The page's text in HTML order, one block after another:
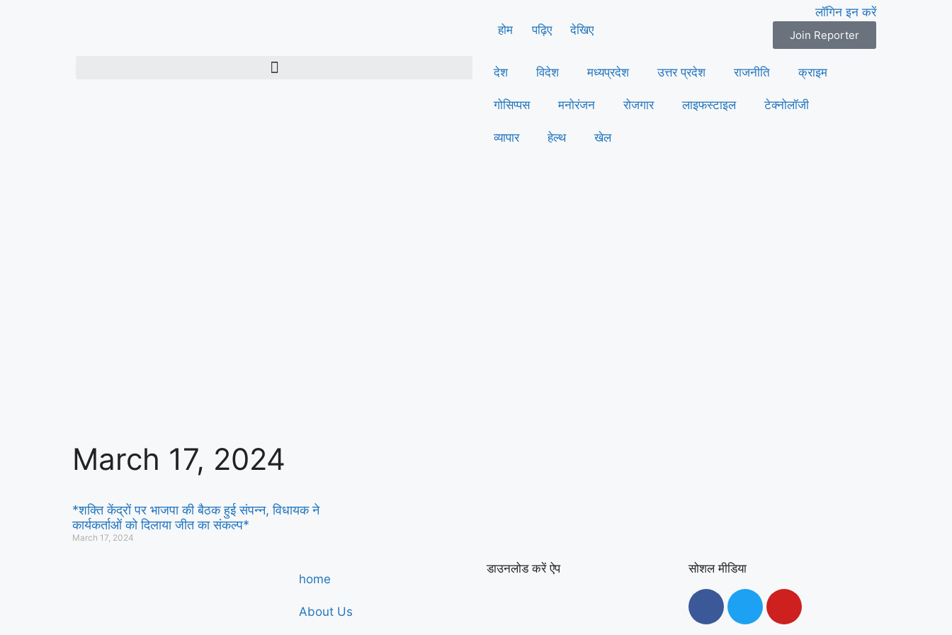
लॉगिन इन करें
होम
पढ़िए देखिए Join Reporter
देश विदेश मध्यप्रदेश उत्तर प्रदेश राजनीति क्राइम
गोसिप्पस मनोरंजन रोजगार लाइफस्टाइल टेक्नोलॉजी
व्यापार हेल्थ खेल
March 17, 2024
*शक्ति केंद्रों पर भाजपा की बैठक हुई संपन्न, विधायक ने
कार्यकर्ताओं को दिलाया जीत का संकल्प*
March 17, 2024
home
About Us
डाउनलोड करें ऐप सोशल मीडिया